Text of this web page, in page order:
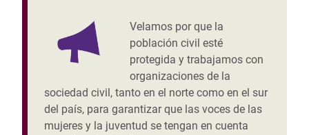
Velamos por que la
población civil esté
protegida y trabajamos con
organizaciones de la
sociedad civil, tanto en el norte como en el sur
del país, para garantizar que las voces de las
mujeres y la juventud se tengan en cuenta